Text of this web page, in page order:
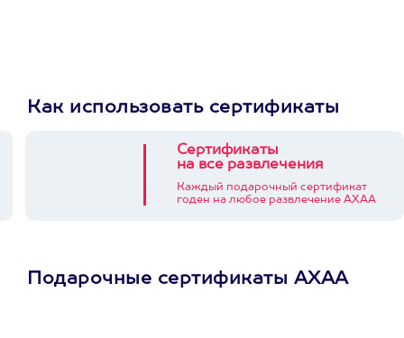
Как использовать сертификаты
Сертификаты
на все развлечения
Каждый подарочный сертификат
годен на любое развлечение АХАА
Подарочные сертификаты АХАА